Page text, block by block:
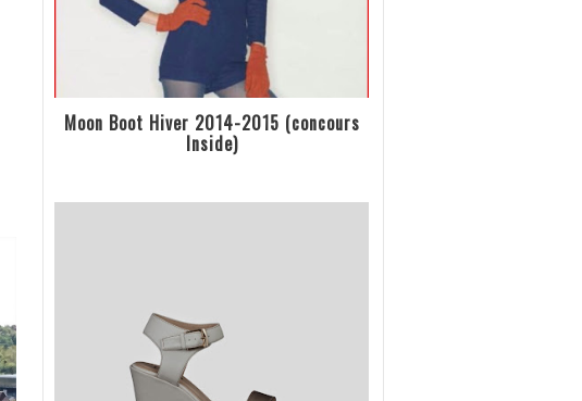
Moon Boot Hiver 2014-2015 (concours
Inside)